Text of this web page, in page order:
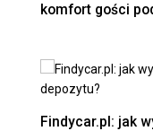
komfort gości
Findycar.pl: jak